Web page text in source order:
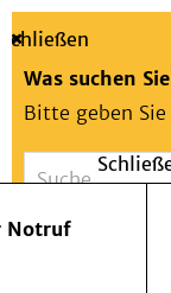
Suche
Schließen
Was suchen
Bitte geben
Notruf
Menü